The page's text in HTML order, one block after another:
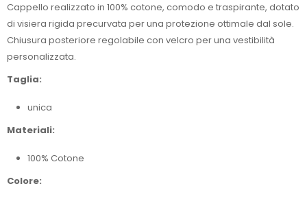
Cappello realizzato in 100% cotone, comodo e traspirante, dotato
di visiera rigida precurvata per una protezione ottimale dal sole.
Chiusura posteriore regolabile con velcro per una vestibilità
personalizzata.
Taglia:
unica
Materiali:
100% Cotone
Colore: